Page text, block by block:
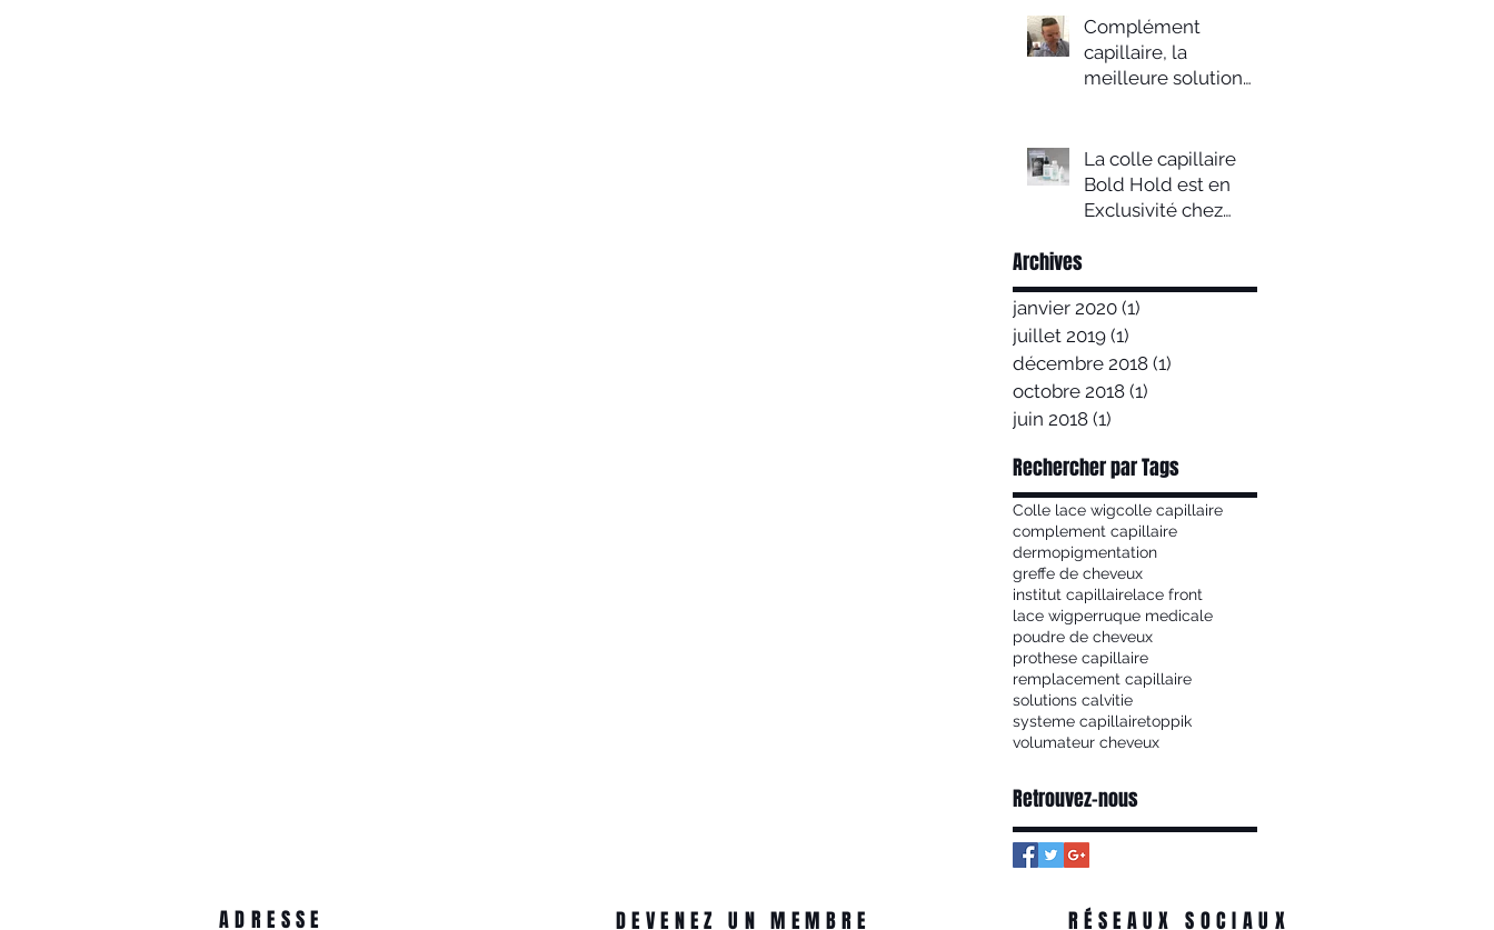
Complément
capillaire, la
meilleure solution
fonctionne?
La colle capillaire
Bold Hold est en
Exclusivité chez
Archives
janvier 2020 (1)
juillet 2019 (1)
décembre 2018 (1)
octobre 2018 (1)
juin 2018 (1)
Rechercher par Tags
Colle lace wigcolle capillaire
complement capillaire
dermopigmentation
greffe de cheveux
institut capillairelace front
lace wigperruque medicale
poudre de cheveux
prothese capillaire
remplacement capillaire
solutions calvitie
systeme capillairetoppik
volumateur cheveux
Retrouvez-nous
ADRESSE DEVENEZ UN MEMBRE RÉSEAUX SOCIAUX